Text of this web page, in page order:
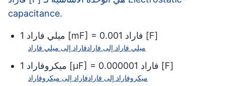
ستات فاراد (stF)
وحدة esu للسعة
ستات فاراد (stF)
capacitance.
1 ميلي فاراد [mF] = 0.001 فاراد [F]
ميلي فاراد إلى فارادفاراد إلى ميلي فاراد
1 ميكروفاراد [µF] = 0.000001 فاراد [F]
ميكروفاراد إلى فارادفاراد إلى ميكروفاراد